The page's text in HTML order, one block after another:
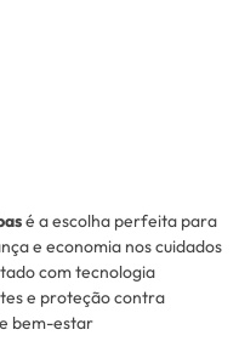
é a escolha perfeita para
e economia nos cuidados
com tecnologia
e proteção contra
bem-estar